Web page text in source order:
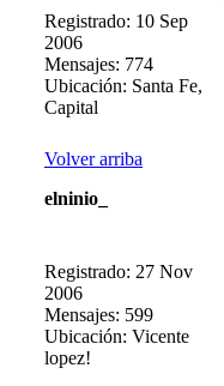
Registrado: 10 Sep
2006
Mensajes: 774
Ubicación: Santa Fe,
Capital
Volver arriba
elninio_
Registrado: 27 Nov
2006
Mensajes: 599
Ubicación: Vicente
lopez!